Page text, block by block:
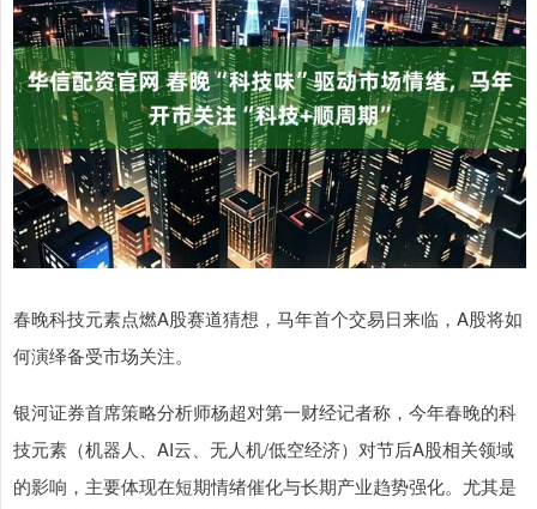
春晚科技元素点燃A股赛道猜想，马年首个交易日来临，A股将如
何演绎备受市场关注。
银河证券首席策略分析师杨超对第一财经记者称，今年春晚的科
技元素（机器人、AI云、无人机/低空经济）对节后A股相关领域
的影响，主要体现在短期情绪催化与长期产业趋势强化。尤其是